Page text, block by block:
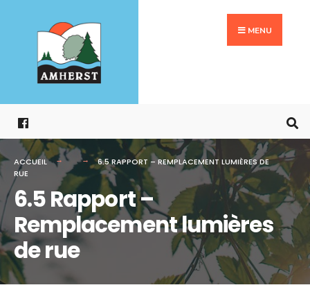
contenu
MENU
ACCUEIL
6.5 RAPPORT – REMPLACEMENT LUMIÈRES DE
RUE
6.5 Rapport –
Remplacement lumières
de rue
for: